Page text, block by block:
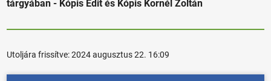
tárgyában - Kópis Edit és Kópis Kornél Zoltán
Utoljára frissítve:2024 augusztus 22. 16:09